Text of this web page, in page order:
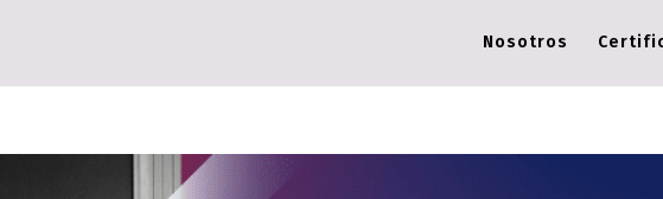
Nosotros